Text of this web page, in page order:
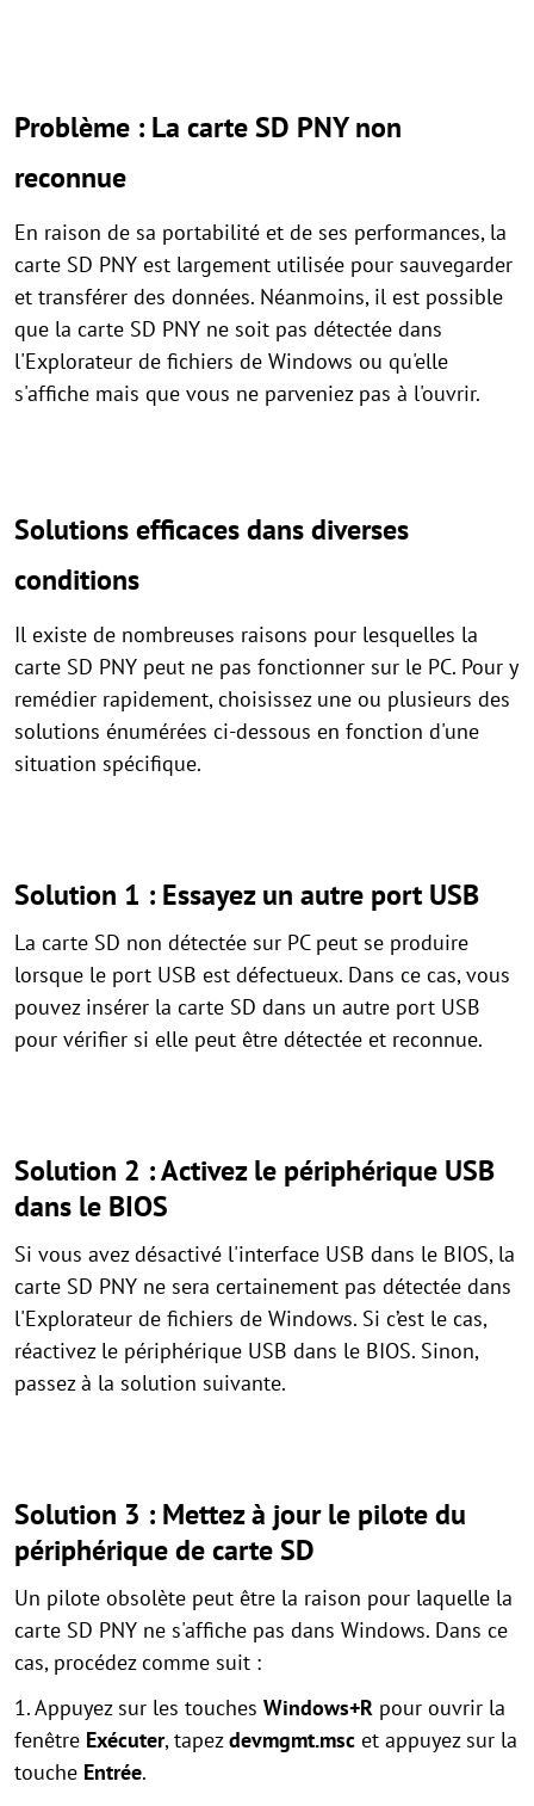
Problème : La carte SD PNY non
reconnue
En raison de sa portabilité et de ses performances, la
carte SD PNY est largement utilisée pour sauvegarder
et transférer des données. Néanmoins, il est possible
que la carte SD PNY ne soit pas détectée dans
l'Explorateur de fichiers de Windows ou qu'elle
s'affiche mais que vous ne parveniez pas à l'ouvrir.
Solutions efficaces dans diverses
conditions
Il existe de nombreuses raisons pour lesquelles la
carte SD PNY peut ne pas fonctionner sur le PC. Pour y
remédier rapidement, choisissez une ou plusieurs des
solutions énumérées ci-dessous en fonction d'une
situation spécifique.
Solution 1 : Essayez un autre port USB
La carte SD non détectée sur PC peut se produire
lorsque le port USB est défectueux. Dans ce cas, vous
pouvez insérer la carte SD dans un autre port USB
pour vérifier si elle peut être détectée et reconnue.
Solution 2 : Activez le périphérique USB
dans le BIOS
Si vous avez désactivé l'interface USB dans le BIOS, la
carte SD PNY ne sera certainement pas détectée dans
l'Explorateur de fichiers de Windows. Si c’est le cas,
réactivez le périphérique USB dans le BIOS. Sinon,
passez à la solution suivante.
Solution 3 : Mettez à jour le pilote du
périphérique de carte SD
Un pilote obsolète peut être la raison pour laquelle la
carte SD PNY ne s'affiche pas dans Windows. Dans ce
cas, procédez comme suit :
1. Appuyez sur les touches Windows+R pour ouvrir la
fenêtre Exécuter, tapezdevmgmt.msc et appuyez sur la
touche Entrée.